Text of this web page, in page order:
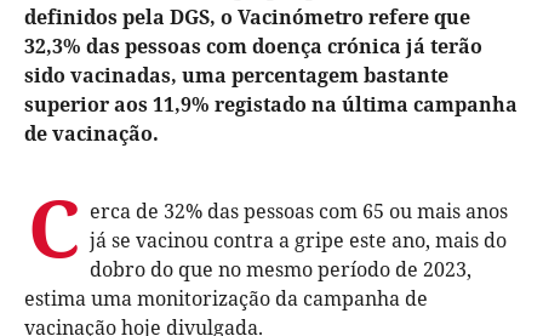
definidos pela DGS, o Vacinómetro refere que
32,3% das pessoas com doença crónica já terão
sido vacinadas, uma percentagem bastante
superior aos 11,9% registado na última campanha
de vacinação.
C erca de 32% das pessoas com 65 ou mais anos
já se vacinou contra a gripe este ano, mais do
dobro do que no mesmo período de 2023,
estima uma monitorização da campanha de
vacinação hoje divulgada.